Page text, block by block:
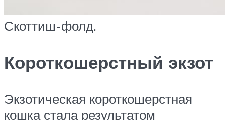
Скоттиш-фолд.
Короткошерстный экзот
Экзотическая короткошерстная
кошка стала результатом